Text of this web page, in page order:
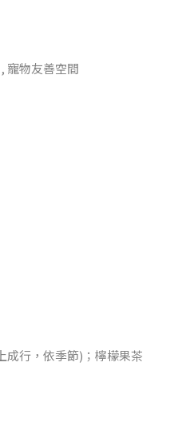
寵物友善空間
成行，依季節)；檸檬果茶